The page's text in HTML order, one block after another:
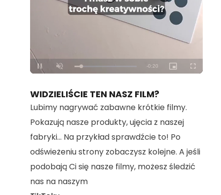
Unmute
100.00%
WIDZIELIŚCIE TEN NASZ FILM?
Lubimy nagrywać zabawne krótkie filmy.
Pokazują nasze produkty, ujęcia z naszej
fabryki... Na przykład sprawdźcie to! Po
odświeżeniu strony zobaczysz kolejne. A jeśli
podobają Ci się nasze filmy, możesz śledzić
nas na naszym